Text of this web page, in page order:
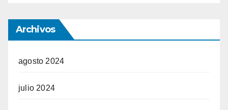
Archivos
agosto 2024
julio 2024